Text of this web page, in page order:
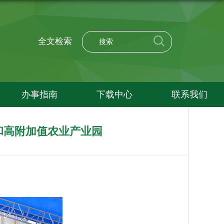
全文检索
办事指南 下载中心 联系我们
附加值农业产业园